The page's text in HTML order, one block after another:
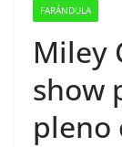
FARÁNDULA
Miley
show
pleno